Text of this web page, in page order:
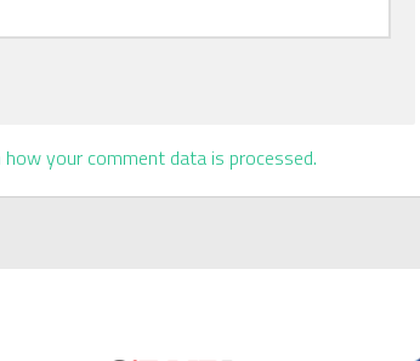
how your comment data is processed.